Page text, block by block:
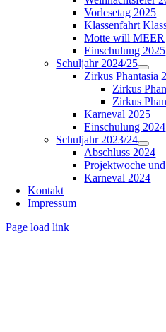
Vorlesetag 2025
Klassenfahrt
Motte will MEER
Einschulung 2025
Schuljahr 2024/25
Zirkus Phantasia
Zirkus
Zirkus
Karneval 2025
Einschulung 2024
Schuljahr 2023/24
Abschluss 2024
Projektwoche
Karneval 2024
Kontakt
Impressum
Page load link